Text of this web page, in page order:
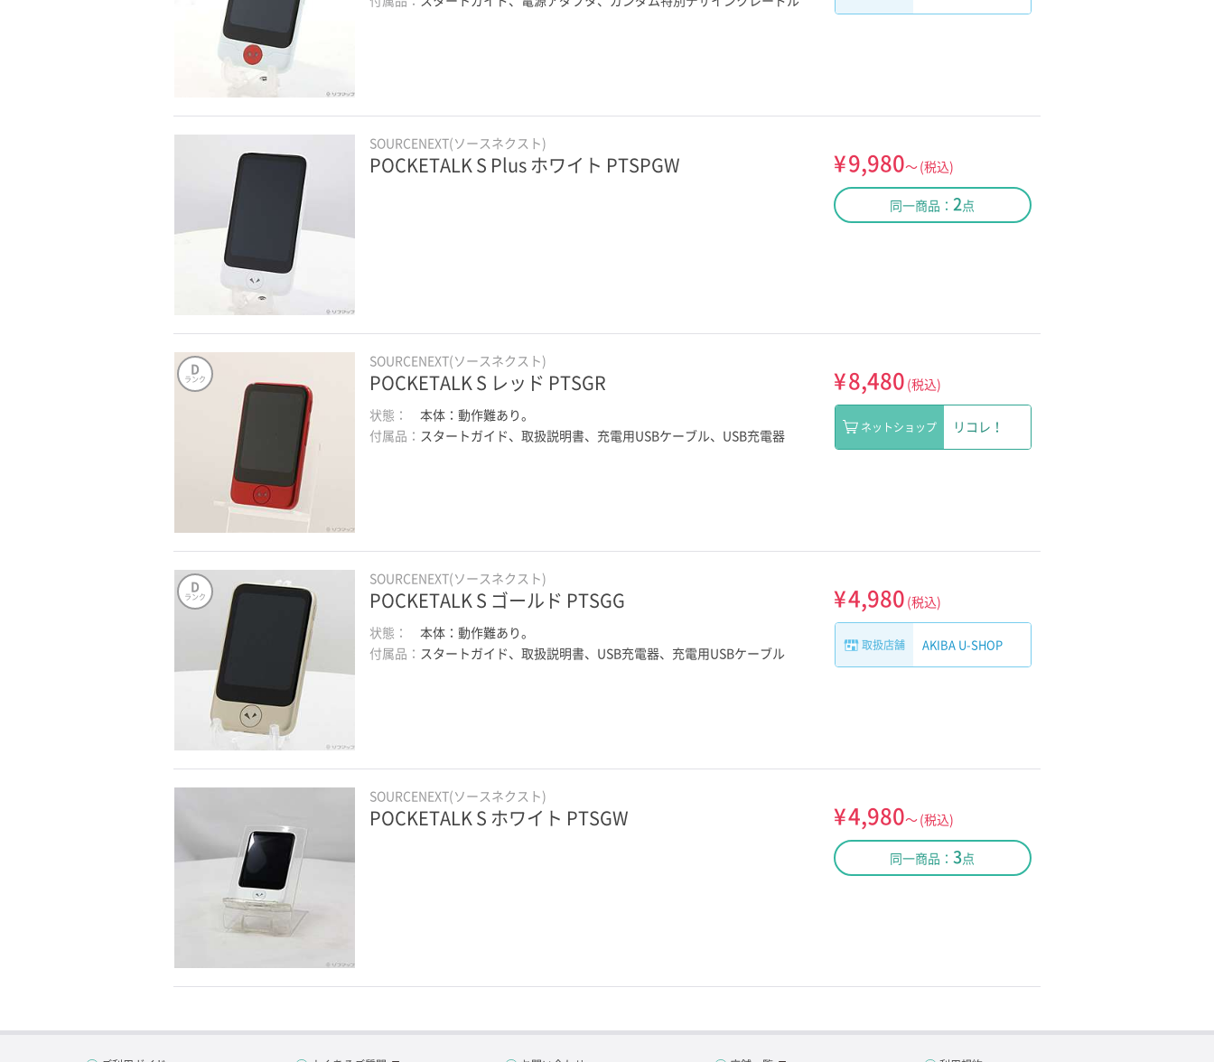
SOURCENEXT(ソースネクスト)
POCKETALK S Plus ホワイト PTSPGW ¥9,980～(税込)
同一商品： 2点
D
ランク
SOURCENEXT(ソースネクスト)
POCKETALK S レッド PTSGR
状態：
本体：動作難あり。
付属品： スタートガイド、取扱説明書、充電用USBケーブル、USB充電器
¥8,480 (税込)
ネットショップ リコレ！
D
ランク
SOURCENEXT(ソースネクスト)
POCKETALK S ゴールド PTSGG
状態：
本体：動作難あり。
付属品： スタートガイド、取扱説明書、USB充電器、充電用USBケーブル
¥4,980 (税込)
取扱店舗 AKIBA U-SHOP
SOURCENEXT(ソースネクスト)
POCKETALK S ホワイト PTSGW ¥4,980～(税込)
同一商品：3点